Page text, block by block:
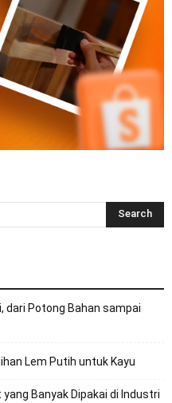
dari Potong Bahan sampai
Lem Putih untuk Kayu
Banyak Dipakai di Industri